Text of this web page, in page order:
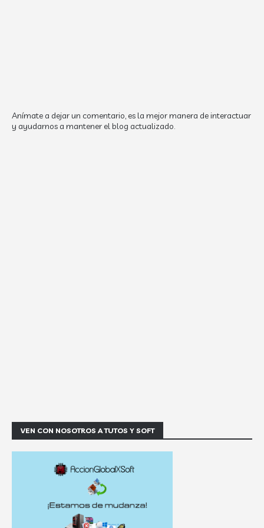
Anímate a dejar un comentario, es la mejor manera de interactuar
y ayudarnos a mantener el blog actualizado.
VEN CON NOSOTROS A TUTOS Y SOFT